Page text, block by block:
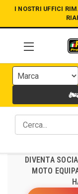
I NOSTRI UFFICI
DIVENTA
MOTO